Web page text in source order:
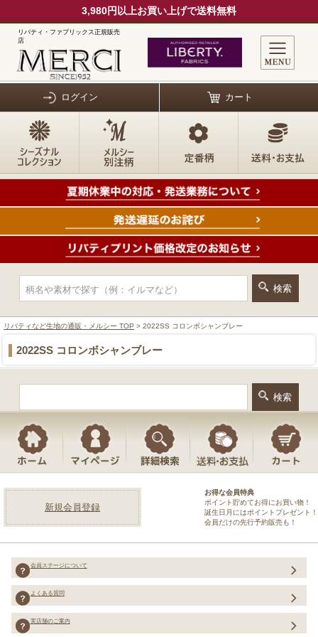
3,980円以上お買い上げで送料無料
リバティ・ファブリックス正規販売
店
ログイン カート
リバティなど生地の通販・メルシー TOP > 2022SS コロンボシャンブレー
2022SS コロンボシャンブレー
新規会員登録
お得な会員特典
ポイント貯めてお得にお買い物！
誕生日月にはポイントプレゼント！
会員だけの先行予約販売も！
会員ステージについて
よくある質問
実店舗のご案内